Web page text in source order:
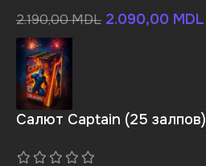
2.190,00MDL 2.090,00 MDL
Салют Captain (25 залпов)